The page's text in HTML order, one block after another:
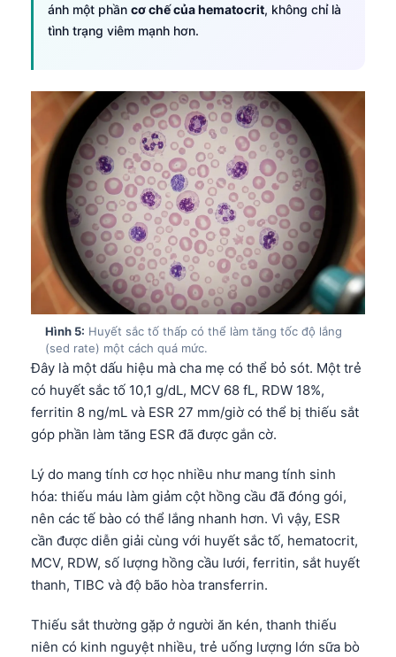
ánh một phần cơ chế của hematocrit, không chỉ là
tình trạng viêm mạnh hơn.
Hình 5: Huyết sắc tố thấp có thể làm tăng tốc độ lắng
(sed rate) một cách quá mức.
Đây là một dấu hiệu mà cha mẹ có thể bỏ sót. Một trẻ
có huyết sắc tố 10,1 g/dL, MCV 68 fL, RDW 18%,
ferritin 8 ng/mL và ESR 27 mm/giờ có thể bị thiếu sắt
góp phần làm tăng ESR đã được gắn cờ.
Lý do mang tính cơ học nhiều như mang tính sinh
hóa: thiếu máu làm giảm cột hồng cầu đã đóng gói,
nên các tế bào có thể lắng nhanh hơn. Vì vậy, ESR
cần được diễn giải cùng với huyết sắc tố, hematocrit,
MCV, RDW, số lượng hồng cầu lưới, ferritin, sắt huyết
thanh, TIBC và độ bão hòa transferrin.
Thiếu sắt thường gặp ở người ăn kén, thanh thiếu
niên có kinh nguyệt nhiều, trẻ uống lượng lớn sữa bò